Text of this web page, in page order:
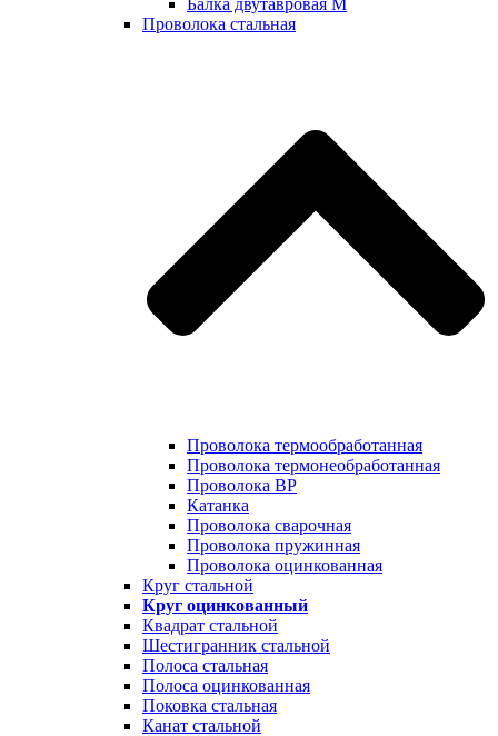
Балка двутавровая М
Проволока стальная
Проволока термообработанная
Проволока термонеобработанная
Проволока ВР
Катанка
Проволока сварочная
Проволока пружинная
Проволока оцинкованная
Круг стальной
Круг оцинкованный
Квадрат стальной
Шестигранник стальной
Полоса стальная
Полоса оцинкованная
Поковка стальная
Канат стальной